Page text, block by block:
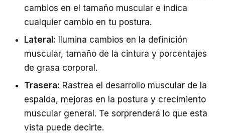
cambios en el tamaño muscular e indica
cualquier cambio en tu postura.
Lateral: Ilumina cambios en la definición
muscular, tamaño de la cintura y porcentajes
de grasa corporal.
Trasera: Rastrea el desarrollo muscular de la
espalda, mejoras en la postura y crecimiento
muscular general. Te sorprenderá lo que esta
vista puede decirte.